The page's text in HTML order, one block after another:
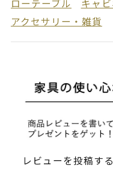
ローテーブル
キャ
アクセサリー・雑貨
レビューを投稿す